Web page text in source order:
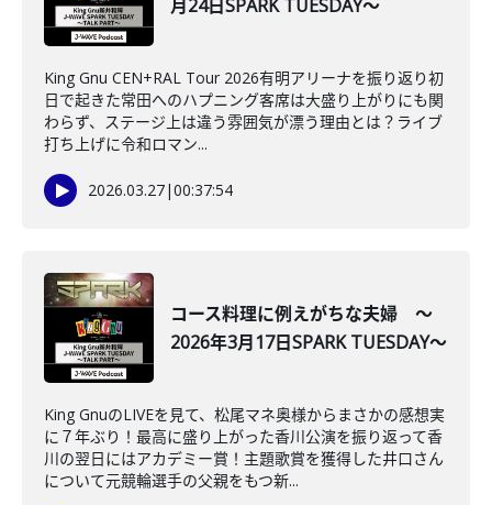
月24日SPARK TUESDAY～
King Gnu CEN+RAL Tour 2026有明アリーナを振り返り初
日で起きた常田へのハプニング客席は大盛り上がりにも関
わらず、ステージ上は違う雰囲気が漂う理由とは？ライブ
打ち上げに令和ロマン...
2026.03.27|00:37:54
コース料理に例えがちな夫婦 ～
2026年3月17日SPARK TUESDAY～
King GnuのLIVEを見て、松尾マネ奥様からまさかの感想実
に７年ぶり！最高に盛り上がった香川公演を振り返って香
川の翌日にはアカデミー賞！主題歌賞を獲得した井口さん
について元競輪選手の父親をもつ新...